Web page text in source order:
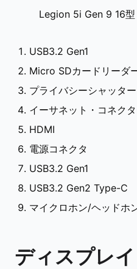
Legion 5i Gen 9 16型
USB3.2 Gen1
Micro SDカードリーダ
プライバシーシャッタ
イーサネット・コネク
HDMI
電源コネクタ
USB3.2 Gen1
USB3.2 Gen2 Type-C
マイクロホン/ヘッドホ
ディスプレイ